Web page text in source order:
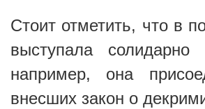
Стоит отметить, что в
выступала
например, она
внесших закон о